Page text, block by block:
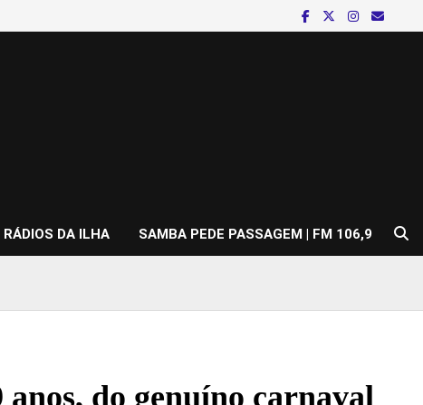
RÁDIOS DA ILHA SAMBA PEDE PASSAGEM | FM 106,9
do genuíno carnaval